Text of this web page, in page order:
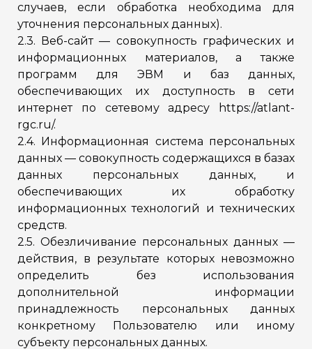
случаев, если обработка необходима для
уточнения персональных данных).
2.3. Веб-сайт — совокупность графических и
информационных материалов, а также
программ для ЭВМ и баз данных,
обеспечивающих их доступность в сети
интернет по сетевому адресу https://atlant-
rgc.ru/.
2.4. Информационная система персональных
данных — совокупность содержащихся в базах
данных персональных данных, и
обеспечивающих их обработку
информационных технологий и технических
средств.
2.5. Обезличивание персональных данных —
действия, в результате которых невозможно
определить без использования
дополнительной информации
принадлежность персональных данных
конкретному Пользователю или иному
субъекту персональных данных.